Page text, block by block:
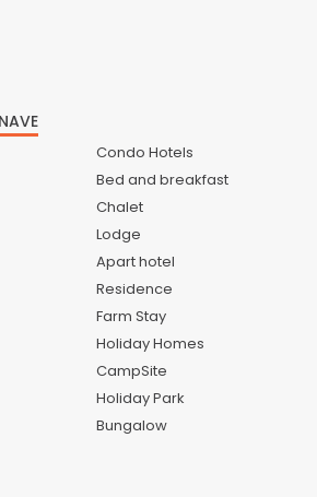
Condo Hotels
Bed and breakfast
Chalet
Lodge
Apart hotel
Residence
Farm Stay
Holiday Homes
CampSite
Holiday Park
Bungalow